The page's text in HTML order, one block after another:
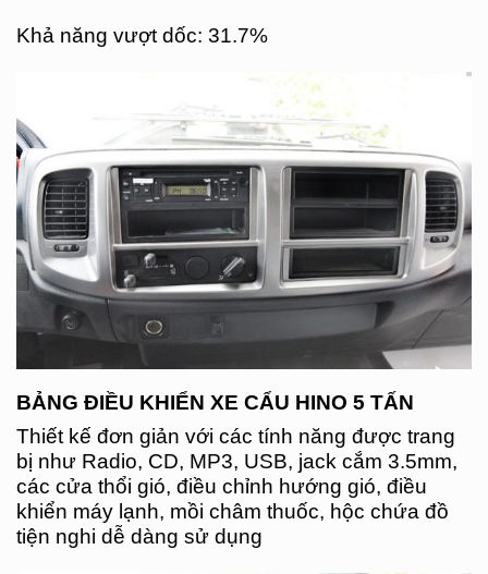
Khả năng vượt dốc: 31.7%
BẢNG ĐIỀU KHIỂN XE CẨU HINO 5 TẤN
Thiết kế đơn giản với các tính năng được trang
bị như Radio, CD, MP3, USB, jack cắm 3.5mm,
các cửa thổi gió, điều chỉnh hướng gió, điều
khiển máy lạnh, mồi châm thuốc, hộc chứa đồ
tiện nghi dễ dàng sử dụng